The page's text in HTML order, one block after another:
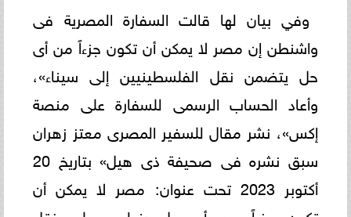
وفي بيان لها قالت السفارة المصرية فى
واشنطن إن مصر لا يمكن أن تكون جزءاً من أى
حل يتضمن نقل الفلسطينيين إلى سيناء»،
وأعاد الحساب الرسمى للسفارة على منصة
إكس»، نشر مقال للسفير المصرى معتز زهران
سبق نشره فى صحيفة ذى هيل» بتاريخ 20
أكتوبر 2023 تحت عنوان: مصر لا يمكن أن